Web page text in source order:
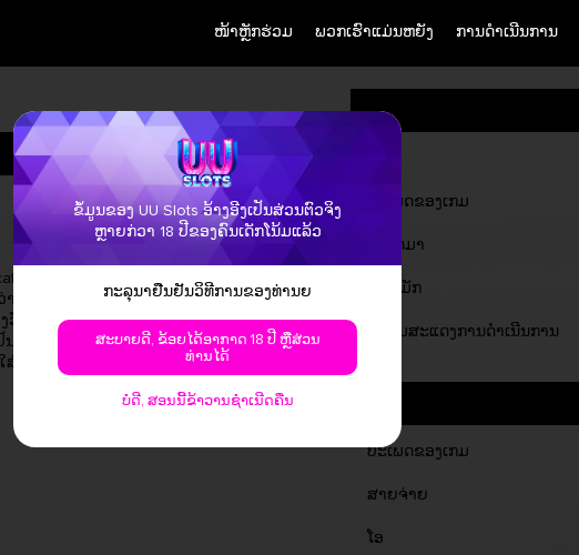
ໜ້າຫຼັກຮ່ວມ ພວກເຮົາແມ່ນຫຍັງ ການດຳເນີນການ
ງເກມ
ວັນ
ໄປໄດ້
ສ່ມ້ວນ
Max Win
ທ່ານ!
ປະເພດຂອງເກມ
ຕັ້ງລົດມາ
ສະຫມັກ
ຄວາມສະແດງການດຳເນີນການ
ປະເພດຂອງເກມ
ສາຍຈ່າຍ
ໂອ
ຂໍ້ມູນຂອງ UU Slots ອ້າງອີງເປັນສ່ວນຕົວຈິງ
ຫຼາຍກ່ວາ 18 ປີຂອງຄົນເດັກໂນ້ມແລ້ວ
ກະລຸນາຢືນຢັນວິທີການຂອງທ່ານຍ
ສະບາຍດີ, ຂ້ອຍໄດ້ອາກາດ 18 ປີ ຫຼືສ່ວນ
ທ່ານໄດ້
ບໍ່ດີ, ສອນນີ້ຂ້າວານຊໍາເນີດຄືນ